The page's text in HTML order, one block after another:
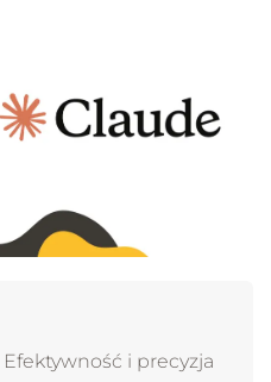
i precyzja